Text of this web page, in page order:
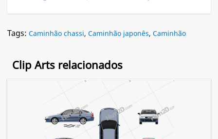
Tags: Caminhão chassi, Caminhão japonês, Caminhão
Clip Arts relacionados